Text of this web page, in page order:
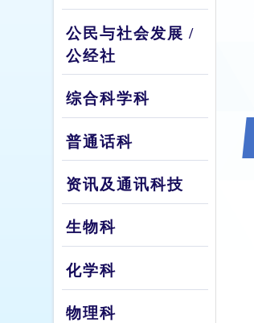
公民与社会发展 /
公经社
综合科学科
普通话科
资讯及通讯科技
生物科
化学科
物理科